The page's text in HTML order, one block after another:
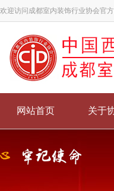
欢迎访问成都室内装饰行业协会官
网站首页 关于